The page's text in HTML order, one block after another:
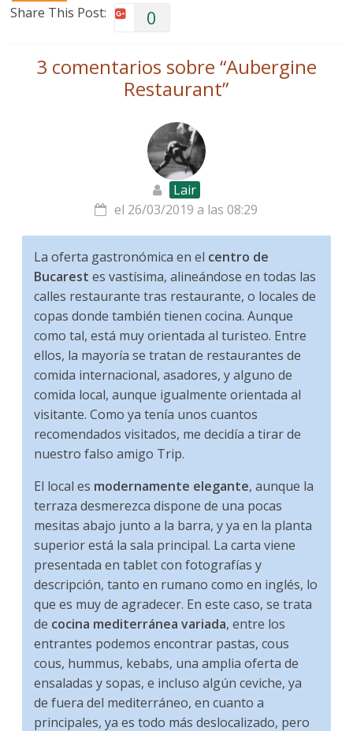
Share This Post: 0
3 comentarios sobre “Aubergine
Restaurant”
Lair
el 26/03/2019 a las 08:29
La oferta gastronómica en el centro de
Bucarestes vastísima, alineándose en todas las
calles restaurante tras restaurante, o locales de
copas donde también tienen cocina. Aunque
como tal, está muy orientada al turisteo. Entre
ellos, la mayoría se tratan de restaurantes de
comida internacional, asadores, y alguno de
comida local, aunque igualmente orientada al
visitante. Como ya tenía unos cuantos
recomendados visitados, me decidía a tirar de
nuestro falso amigo Trip.
El local es modernamente elegante, aunque la
terraza desmerezca dispone de una pocas
mesitas abajo junto a la barra, y ya en la planta
superior está la sala principal. La carta viene
presentada en tablet con fotografías y
descripción, tanto en rumano como en inglés, lo
que es muy de agradecer. En este caso, se trata
de cocina mediterránea variada, entre los
entrantes podemos encontrar pastas, cous
cous, hummus, kebabs, una amplia oferta de
ensaladas y sopas, e incluso algún ceviche, ya
de fuera del mediterráneo, en cuanto a
principales, ya es todo más deslocalizado, pero